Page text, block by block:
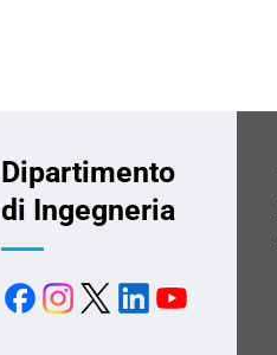
Dipartimento
di Ingegneria